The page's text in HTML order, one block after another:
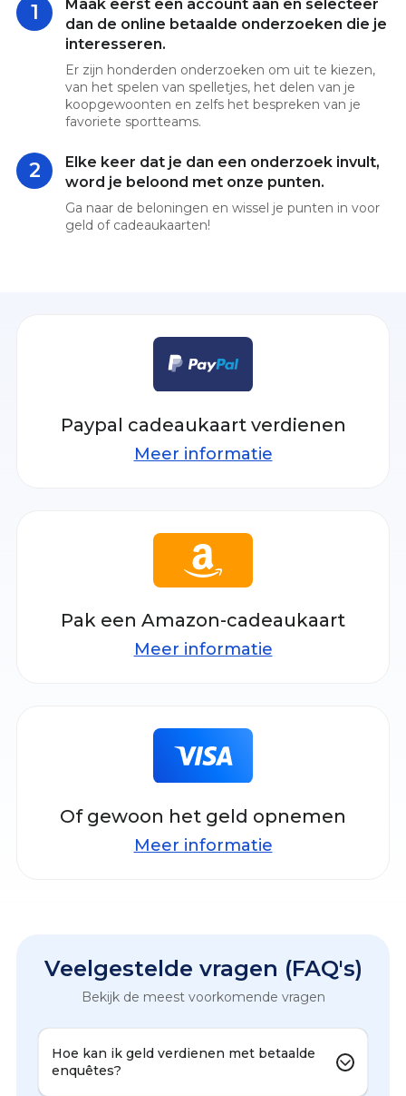
1
Maak eerst een account aan en selecteer
dan de online betaalde onderzoeken die je
interesseren.
Er zijn honderden onderzoeken om uit te kiezen,
van het spelen van spelletjes, het delen van je
koopgewoonten en zelfs het bespreken van je
favoriete sportteams.
2
Elke keer dat je dan een onderzoek invult,
word je beloond met onze punten.
Ga naar de beloningen en wissel je punten in voor
geld of cadeaukaarten!
Paypal cadeaukaart verdienen
Meer informatie
Pak een Amazon-cadeaukaart
Meer informatie
Of gewoon het geld opnemen
Meer informatie
Veelgestelde vragen (FAQ's)
Bekijk de meest voorkomende vragen
Hoe kan ik geld verdienen met betaalde
enquêtes?